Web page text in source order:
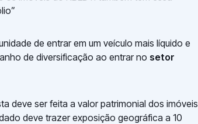
de entrar em um veículo mais líquido e
de diversificação ao entrar no setor
deve ser feita a valor patrimonial dos imóveis
deve trazer exposição geográfica a 10